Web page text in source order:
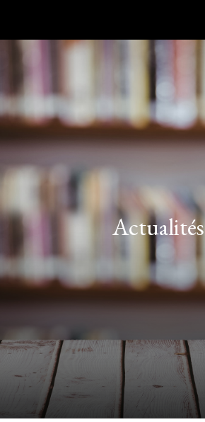
Actualités